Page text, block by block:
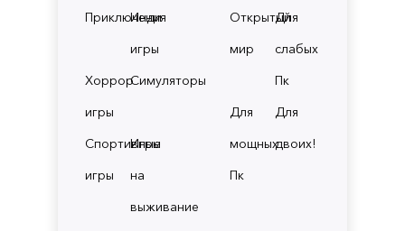
Приключения
Инди
игры
Хоррор
игры
Симуляторы
Спортивные
игры
Игры
на
выживание
Открытый
мир
Для
слабых
Пк
Для
мощных
Пк
Для
двоих!